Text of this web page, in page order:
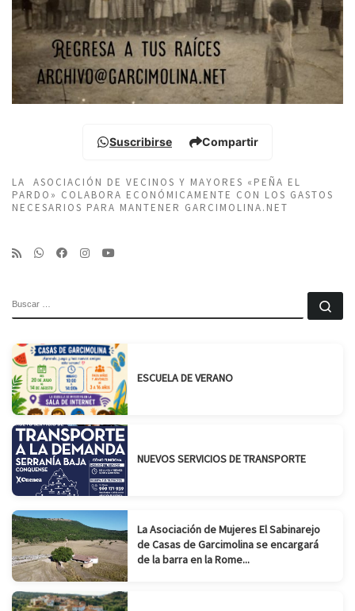
Suscribirse Compartir
LA ASOCIACIÓN DE VECINOS Y MAYORES «PEÑA EL
PARDO» COLABORA ECONÓMICAMENTE CON LOS GASTOS
NECESARIOS PARA MANTENER GARCIMOLINA.NET
ESCUELA DE VERANO
NUEVOS SERVICIOS DE TRANSPORTE
La Asociación de Mujeres El Sabinarejo
de Casas de Garcimolina se encargará
de la barra en la Rome...